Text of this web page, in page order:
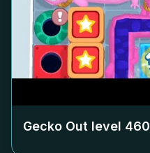
Gecko Out level 460